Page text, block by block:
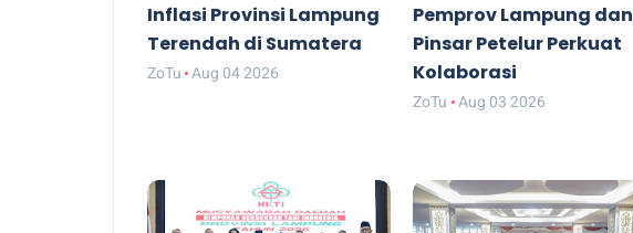
Inflasi Provinsi Lampung
Terendah di Sumatera
ZoTu Aug 04 2026
Pemprov Lampung dan
Pinsar Petelur Perkuat
Kolaborasi
ZoTu Aug 03 2026